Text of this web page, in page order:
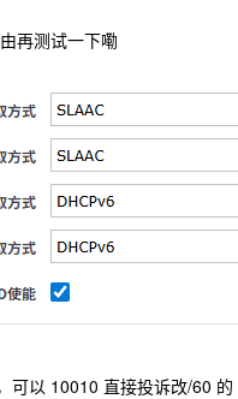
再测试一下嘞
可以 10010 直接投诉改/60 的